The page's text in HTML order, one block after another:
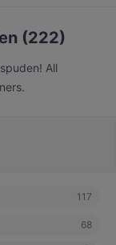
(222)
All
117
68